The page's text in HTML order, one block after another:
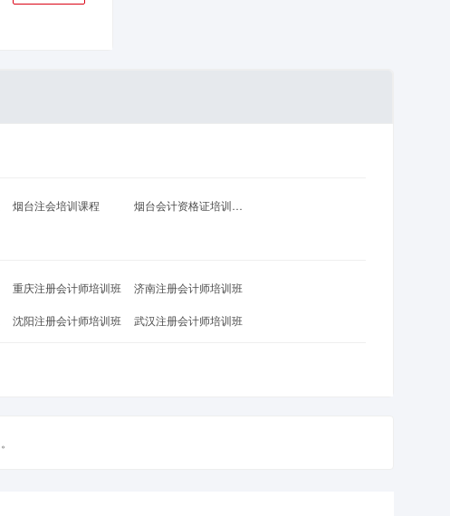
烟台注会培训课程 烟台会计资格证培训课程
重庆注册会计师培训班 济南注册会计师培训班
沈阳注册会计师培训班 武汉注册会计师培训班
。